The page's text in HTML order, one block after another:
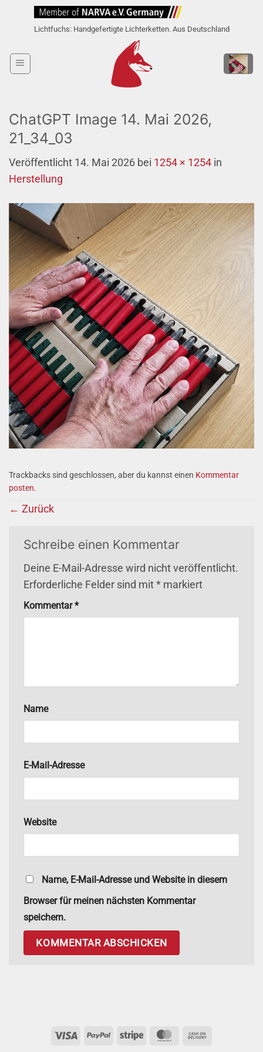
Lichtfuchs: Handgefertigte Lichterketten. Aus Deutschland
ChatGPT Image 14. Mai 2026,
21_34_03
Veröffentlicht 14. Mai 2026 bei 1254 × 1254 in
Herstellung
Trackbacks sind geschlossen, aber du kannst einen Kommentar
posten.
← Zurück
Schreibe einen Kommentar
Deine E-Mail-Adresse wird nicht veröffentlicht.
Erforderliche Felder sind mit * markiert
Kommentar*
Name
E-Mail-Adresse
Website
Name, E-Mail-Adresse und Website in diesem
Browser für meinen nächsten Kommentar
speichern.
Visa PayPal Stripe MasterCard